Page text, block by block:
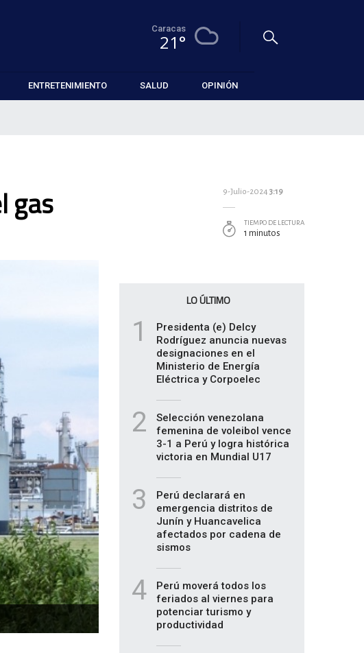
Caracas
21°
ENTRETENIMIENTO SALUD OPINIÓN
gas 9-Julio-2024 3:19
TIEMPO DE LECTURA
1 minutos
LO ÚLTIMO
1
Presidenta (e) Delcy
Rodríguez anuncia nuevas
designaciones en el
Ministerio de Energía
Eléctrica y Corpoelec
2
Selección venezolana
femenina de voleibol vence
3-1 a Perú y logra histórica
victoria en Mundial U17
3
Perú declarará en
emergencia distritos de
Junín y Huancavelica
afectados por cadena de
sismos
4
Perú moverá todos los
feriados al viernes para
potenciar turismo y
productividad